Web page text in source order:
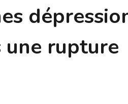
une rupture